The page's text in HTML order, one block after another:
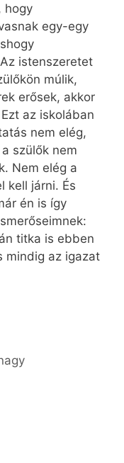
hogy
egy-egy
istenszeretet
múlik,
erősek, akkor
az iskolában
nem elég,
szülők nem
Nem elég a
kell járni. És
én is így
titka is ebben
mindig az igazat